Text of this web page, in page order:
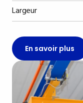
Largeur
En savoir plus